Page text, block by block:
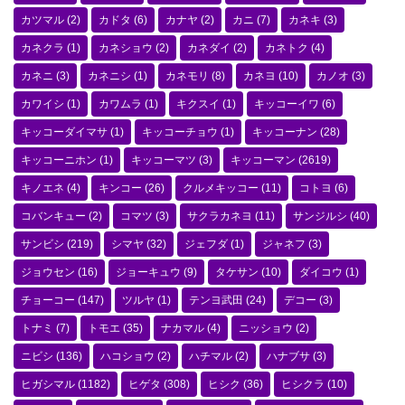
カツマル (2) カドタ (6) カナヤ (2) カニ (7) カネキ (3)
カネクラ (1) カネショウ (2) カネダイ (2) カネトク (4)
カネニ (3) カネニシ (1) カネモリ (8) カネヨ (10) カノオ (3)
カワイシ (1) カワムラ (1) キクスイ (1) キッコーイワ (6)
キッコーダイマサ (1) キッコーチョウ (1) キッコーナン (28)
キッコーニホン (1) キッコーマツ (3) キッコーマン (2619)
キノエネ (4) キンコー (26) クルメキッコー (11) コトヨ (6)
コバンキュー (2) コマツ (3) サクラカネヨ (11) サンジルシ (40)
サンビシ (219) シマヤ (32) ジェフダ (1) ジャネフ (3)
ジョウセン (16) ジョーキュウ (9) タケサン (10) ダイコウ (1)
チョーコー (147) ツルヤ (1) テンヨ武田 (24) デコー (3)
トナミ (7) トモエ (35) ナカマル (4) ニッショウ (2)
ニビシ (136) ハコショウ (2) ハチマル (2) ハナブサ (3)
ヒガシマル (1182) ヒゲタ (308) ヒシク (36) ヒシクラ (10)